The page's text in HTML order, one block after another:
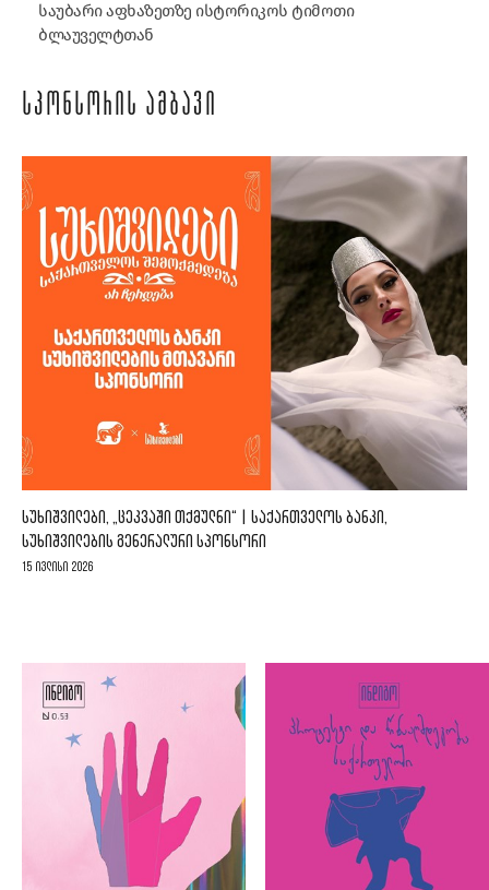
საუბარი აფხაზეთზე ისტორიკოს ტიმოთი
ბლაუველტთან
ᲡᲞᲝᲜᲡᲝᲠᲘᲡ ᲐᲛᲑᲐᲕᲘ
ᲡᲣᲮᲘᲨᲕᲘᲚᲔᲑᲘ, „ᲪᲔᲙᲕᲐᲨᲘ ᲗᲥᲛᲣᲚᲜᲘ“ | ᲡᲐᲥᲐᲠᲗᲕᲔᲚᲝᲡ ᲑᲐᲜᲙᲘ,
ᲡᲣᲮᲘᲨᲕᲘᲚᲔᲑᲘᲡ ᲒᲔᲜᲔᲠᲐᲚᲣᲠᲘ ᲡᲞᲝᲜᲡᲝᲠᲘ
15 ივლისი 2026